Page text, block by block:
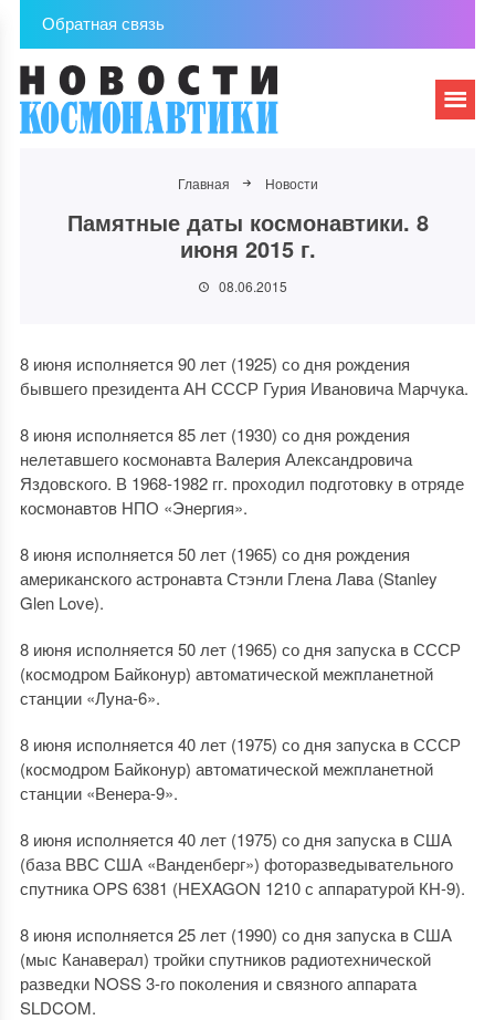
Обратная связь
Главная Новости
Памятные даты космонавтики. 8
июня 2015 г.
08.06.2015
8 июня исполняется 90 лет (1925) со дня рождения
бывшего президента АН СССР Гурия Ивановича Марчука.
8 июня исполняется 85 лет (1930) со дня рождения
нелетавшего космонавта Валерия Александровича
Яздовского. В 1968-1982 гг. проходил подготовку в отряде
космонавтов НПО «Энергия».
8 июня исполняется 50 лет (1965) со дня рождения
американского астронавта Стэнли Глена Лава (Stanley
Glen Love).
8 июня исполняется 50 лет (1965) со дня запуска в СССР
(космодром Байконур) автоматической межпланетной
станции «Луна-6».
8 июня исполняется 40 лет (1975) со дня запуска в СССР
(космодром Байконур) автоматической межпланетной
станции «Венера-9».
8 июня исполняется 40 лет (1975) со дня запуска в США
(база ВВС США «Ванденберг») фоторазведывательного
спутника OPS 6381 (HEXAGON 1210 с аппаратурой КН-9).
8 июня исполняется 25 лет (1990) со дня запуска в США
(мыс Канаверал) тройки спутников радиотехнической
разведки NOSS 3-го поколения и связного аппарата
SLDCOM.